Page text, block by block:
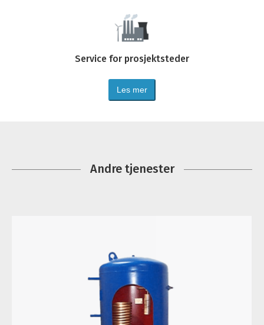
Service for prosjektsteder
Les mer
Andre tjenester